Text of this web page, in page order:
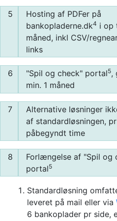
5
Hosting af PDFer på
bankopladerne.dk4 i op
måned, inkl CSV/
links
6 "Spil og check" portal5,
min. 1 måned
7
Alternative løsninger
af standardløsningen, pr
påbegyndt time
8
Forlængelse af "Spil og
portal5
Standardløsning
leveret på mail eller via
6 bankoplader pr side,